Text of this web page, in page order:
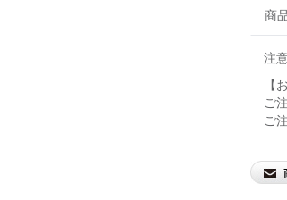
商
注
【
ご
ご